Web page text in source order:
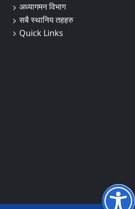
अध्यागमन विभाग
सबै स्थानिय तहहरु
Quick Links